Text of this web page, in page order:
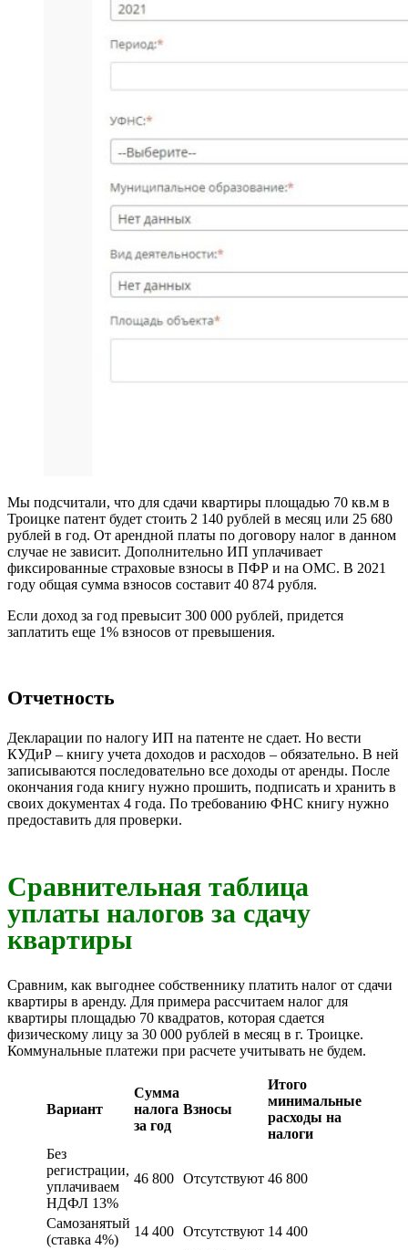
Мы подсчитали, что для сдачи квартиры площадью 70 кв.м в
Троицке патент будет стоить 2 140 рублей в месяц или 25 680
рублей в год. От арендной платы по договору налог в данном
случае не зависит. Дополнительно ИП уплачивает
фиксированные страховые взносы в ПФР и на ОМС. В 2021
году общая сумма взносов составит 40 874 рубля.
Если доход за год превысит 300 000 рублей, придется
заплатить еще 1% взносов от превышения.
Отчетность
Декларации по налогу ИП на патенте не сдает. Но вести
КУДиР – книгу учета доходов и расходов – обязательно. В ней
записываются последовательно все доходы от аренды. После
окончания года книгу нужно прошить, подписать и хранить в
своих документах 4 года. По требованию ФНС книгу нужно
предоставить для проверки.
Сравнительная таблица
уплаты налогов за сдачу
квартиры
Сравним, как выгоднее собственнику платить налог от сдачи
квартиры в аренду. Для примера рассчитаем налог для
квартиры площадью 70 квадратов, которая сдается
физическому лицу за 30 000 рублей в месяц в г. Троицке.
Коммунальные платежи при расчете учитывать не будем.
Вариант
Сумма
налога
за год
Взносы
Итого
минимальные
расходы на
налоги
Без
регистрации,
уплачиваем
НДФЛ 13%
46 800 Отсутствуют 46 800
Самозанятый
(ставка 4%)
14 400 Отсутствуют 14 400